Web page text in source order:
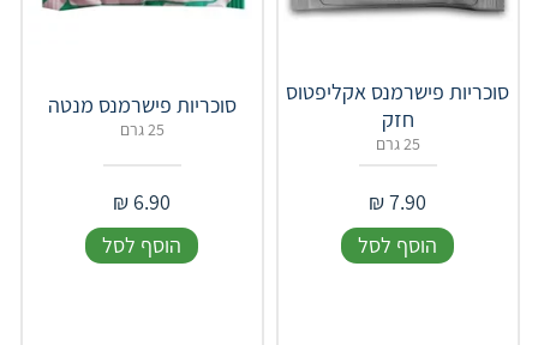
סוכריות פישרמנס אקליפטוס
חזק
25 גרם
7.90
₪
הוסף לסל
סוכריות פישרמנס מנטה
25 גרם
6.90
₪
הוסף לסל